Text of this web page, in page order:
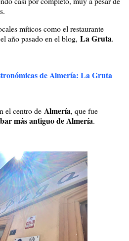
míticos como el restaurante
año pasado en el blog, La Gruta.
de Almería: La Gruta
el centro de Almería, que fue
bar más antiguo de Almería.